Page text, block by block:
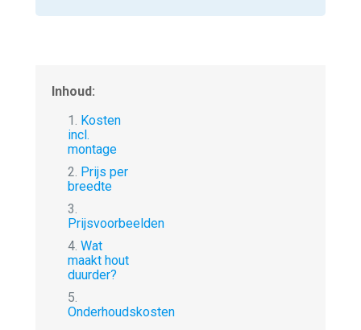
Inhoud:
1. Kosten
incl.
montage
2. Prijs per
breedte
3.
Prijsvoorbeelden
4.Wat
maakt hout
duurder?
5.
Onderhoudskosten